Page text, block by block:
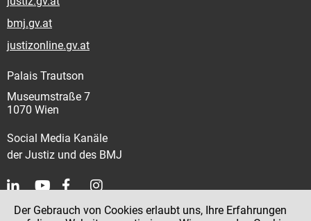
bmj.gv.at
justizonline.gv.at
Palais Trautson
Museumstraße 7
1070 Wien
Social Media Kanäle
der Justiz und des BMJ
Kontakt
Der Gebrauch von Cookies erlaubt uns, Ihre Erfahrungen